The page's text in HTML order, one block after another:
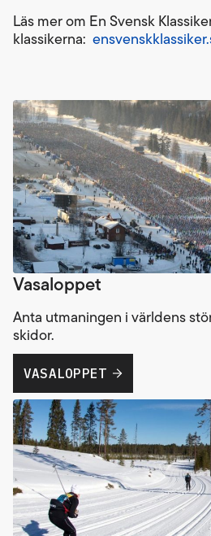
Läs mer om En Svensk
klassikerna:
Vasaloppet
Anta utmaningen i världens
skidor.
VASALOPPET